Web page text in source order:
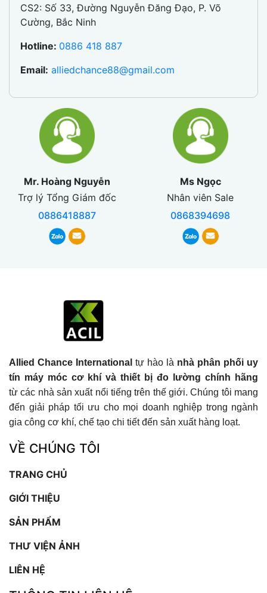
CS2: Số 33, Đường Nguyễn Đăng Đạo, P. Võ
Cường, Bắc Ninh
Hotline: 0886 418 887
Email: alliedchance88@gmail.com
Mr. Hoàng Nguyễn
Trợ lý Tổng Giám đốc
0886418887
Ms Ngọc
Nhân viên Sale
0868394698
Allied Chance International tự hào là nhà phân phối uy
tín máy móc cơ khí và thiết bị đo lường chính hãng
từ các nhà sản xuất nổi tiếng trên thế giới. Chúng tôi mang
đến giải pháp tối ưu cho mọi doanh nghiệp trong ngành
gia công cơ khí, chế tạo chi tiết đến sản xuất hàng loạt.
VỀ CHÚNG TÔI
TRANG CHỦ
GIỚI THIỆU
SẢN PHẨM
THƯ VIỆN ẢNH
LIÊN HỆ